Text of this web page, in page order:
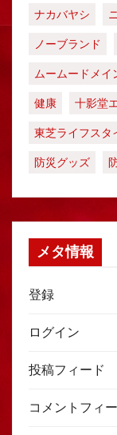
ナカバヤシ
ノーブランド
ムームードメイ
健康
十影堂
東芝ライフスタ
防災グッズ
メタ情報
登録
ログイン
投稿フィード
コメントフィ